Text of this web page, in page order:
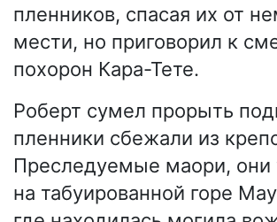
пленников, спасая их от
мести, но приговорил к
похорон Кара-Тете.
Роберт сумел прорыть
пленники сбежали из
Преследуемые маори, они
на табуированной горе